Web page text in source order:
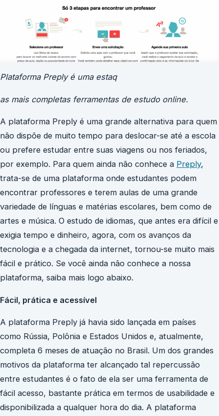
Plataforma Preply é uma estaq
as mais completas ferramentas de estudo online.
A plataforma Preply é uma grande alternativa para quem
não dispõe de muito tempo para deslocar-se até a escola
ou prefere estudar entre suas viagens ou nos feriados,
por exemplo. Para quem ainda não conhece a Preply,
trata-se de uma plataforma onde estudantes podem
encontrar professores e terem aulas de uma grande
variedade de línguas e matérias escolares, bem como de
artes e música. O estudo de idiomas, que antes era difícil e
exigia tempo e dinheiro, agora, com os avanços da
tecnologia e a chegada da internet, tornou-se muito mais
fácil e prático. Se você ainda não conhece a nossa
plataforma, saiba mais logo abaixo.
Fácil, prática e acessível
A plataforma Preply já havia sido lançada em países
como Rússia, Polônia e Estados Unidos e, atualmente,
completa 6 meses de atuação no Brasil. Um dos grandes
motivos da plataforma ter alcançado tal repercussão
entre estudantes é o fato de ela ser uma ferramenta de
fácil acesso, bastante prática em termos de usabilidade e
disponibilizada a qualquer hora do dia. A plataforma